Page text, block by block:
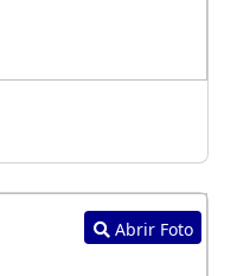
Abrir Foto